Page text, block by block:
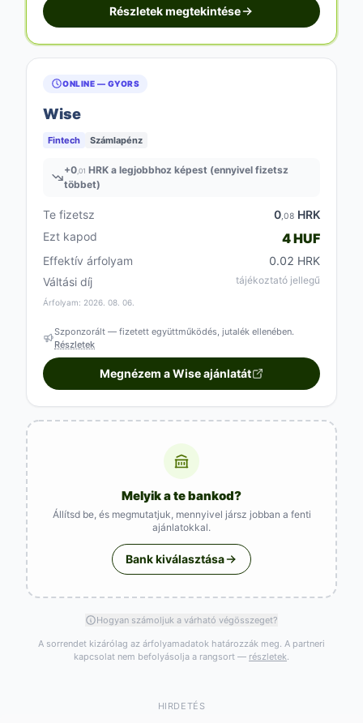
Részletek megtekintése
ONLINE — GYORS
Wise
Fintech Számlapénz
+0 ,01 HRK a legjobbhoz képest (ennyivel fizetsz
többet)
Te fizetsz 0 ,08 HRK
Ezt kapod
4 HUF
Effektív árfolyam
0.02 HRK
Váltási díj
tájékoztató jellegű
Árfolyam: 2026. 08. 06.
Szponzorált — fizetett együttműködés, jutalék ellenében.
Részletek
Megnézem a Wise ajánlatát
Melyik a te bankod?
Állítsd be, és megmutatjuk, mennyivel jársz jobban a fenti
ajánlatokkal.
Bank kiválasztása
Hogyan számoljuk a várható végösszeget?
A sorrendet kizárólag az árfolyamadatok határozzák meg. A partneri
kapcsolat nem befolyásolja a rangsort — részletek
HIRDETÉS